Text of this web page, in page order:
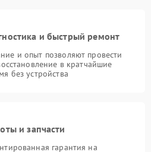
и быстрый ремонт
и опыт позволяют провести
в кратчайшие
без устройства
и запчасти
гарантия на